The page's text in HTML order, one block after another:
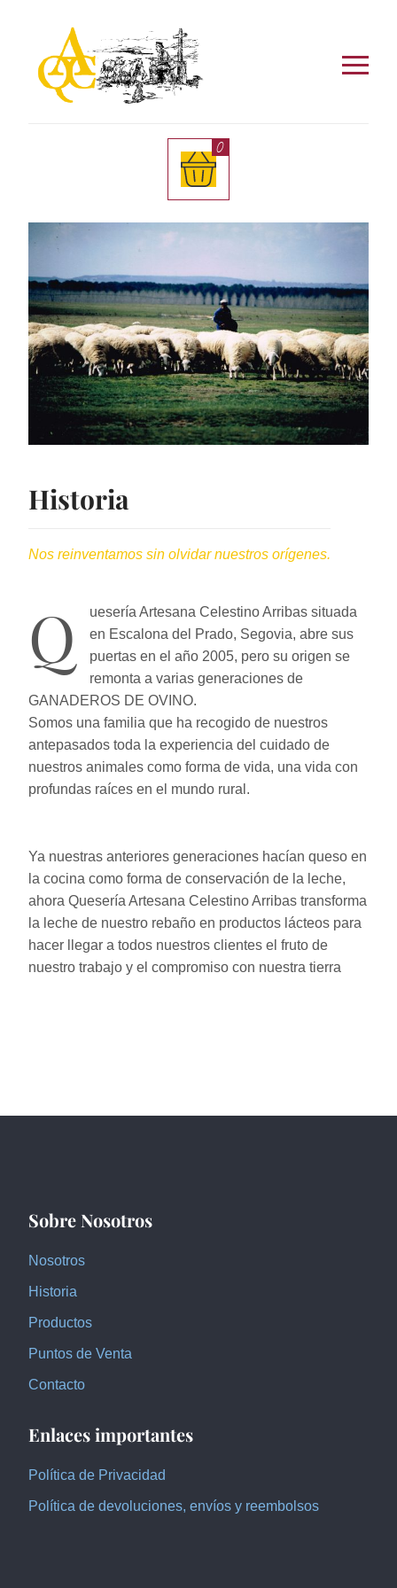
de las mismas. Si quieres más información visita
nuestraPolítica de Privacidad
0
Historia
Nos reinventamos sin olvidar nuestros orígenes.
Q
uesería Artesana Celestino Arribas situada
en Escalona del Prado, Segovia, abre sus
puertas en el año 2005, pero su origen se
remonta a varias generaciones de
GANADEROS DE OVINO.
Somos una familia que ha recogido de nuestros
antepasados toda la experiencia del cuidado de
nuestros animales como forma de vida, una vida con
profundas raíces en el mundo rural.
Ya nuestras anteriores generaciones hacían queso en
la cocina como forma de conservación de la leche,
ahora Quesería Artesana Celestino Arribas transforma
la leche de nuestro rebaño en productos lácteos para
hacer llegar a todos nuestros clientes el fruto de
nuestro trabajo y el compromiso con nuestra tierra
Sobre Nosotros
Nosotros
Historia
Productos
Puntos de Venta
Contacto
Enlaces importantes
Política de Privacidad
Política de devoluciones, envíos y reembolsos